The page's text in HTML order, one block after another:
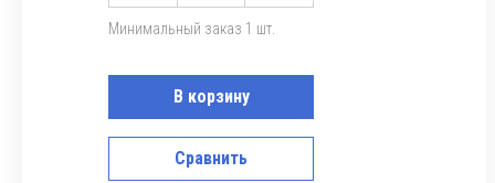
Минимальный заказ 1 шт.
В корзину
Сравнить